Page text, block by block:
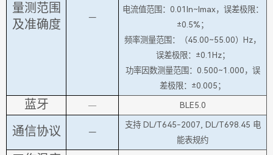
量测范围
及准确度
—
电流值范围：0.01In~Imax，误差极限：
±0.5%；
频率测量范围：（45.00~55.00）Hz，
误差极限：±0.1Hz；
功率因数测量范围：0.500~1.000，误
差极限：±0.005；
蓝牙 — BLE5.0
通信协议 —
支持 DL/T645-2007, DL/T698.45 电
能表规约